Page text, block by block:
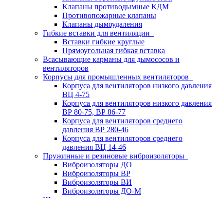
Клапаны противодымные КДМ
Противопожарные клапаны
Клапаны дымоудаления
Гибкие вставки для вентиляции
Вставки гибкие круглые
Прямоугольная гибкая вставка
Всасывающие карманы для дымососов и
вентиляторов
Корпусы для промышленных вентиляторов
Корпуса для вентиляторов низкого давления
ВЦ 4-75
Корпуса для вентиляторов низкого давления
ВР 80-75, ВР 86-77
Корпуса для вентиляторов среднего
давления ВР 280-46
Корпуса для вентиляторов среднего
давления ВЦ 14-46
Пружинные и резиновые виброизоляторы
Виброизоляторы ДО
Виброизоляторы ВР
Виброизоляторы ВИ
Виброизоляторы ДО-М